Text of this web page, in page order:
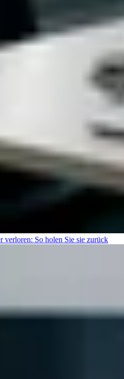
verloren: So holen Sie sie zurück